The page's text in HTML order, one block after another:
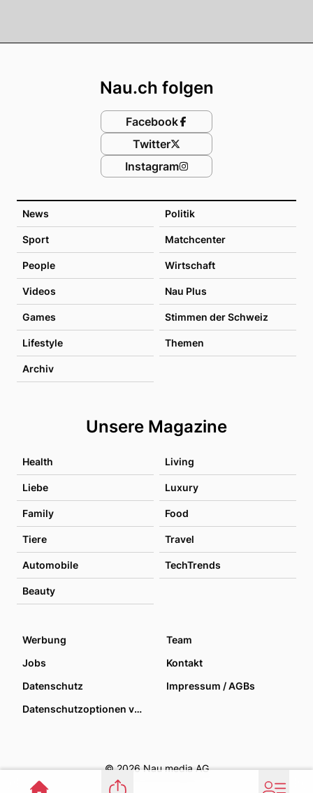
News Politik
Sport Matchcenter
People Wirtschaft
Videos Nau Plus
Games Stimmen der Schweiz
Lifestyle Themen
Archiv
Unsere Magazine
Health Living
Liebe Luxury
Family Food
Tiere Travel
Automobile TechTrends
Beauty
Nau.ch folgen
Facebook
Twitter
Instagram
Werbung
Team
Jobs
Kontakt
Datenschutz
Impressum / AGBs
Datenschutzoptionen verwalten
© 2026 Nau media AG